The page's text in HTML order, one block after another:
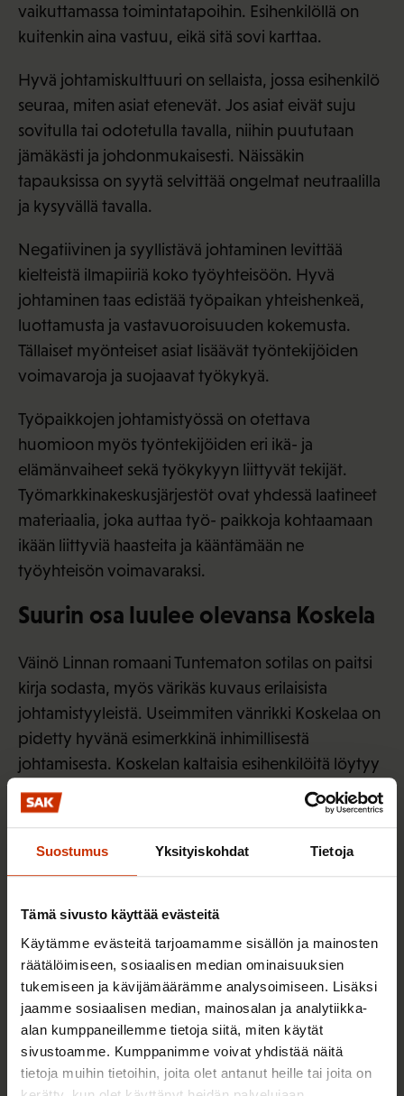
Suostumus Yksityiskohdat Tietoja
Tämä sivusto käyttää evästeitä
Käytämme evästeitä tarjoamamme sisällön ja mainosten
räätälöimiseen, sosiaalisen median ominaisuuksien
tukemiseen ja kävijämäärämme analysoimiseen. Lisäksi
jaamme sosiaalisen median, mainosalan ja analytiikka-
alan kumppaneillemme tietoja siitä, miten käytät
sivustoamme. Kumppanimme voivat yhdistää näitä
tietoja muihin tietoihin, joita olet antanut heille tai joita on
vaikuttamassa toimintatapoihin. Esihenkilöllä on
kuitenkin aina vastuu, eikä sitä sovi karttaa.
Hyvä johtamiskulttuuri on sellaista, jossa esihenkilö
seuraa, miten asiat etenevät. Jos asiat eivät suju
sovitulla tai odotetulla tavalla, niihin puututaan
jämäkästi ja johdonmukaisesti. Näissäkin
tapauksissa on syytä selvittää ongelmat neutraalilla
ja kysyvällä tavalla.
Negatiivinen ja syyllistävä johtaminen levittää
kielteistä ilmapiiriä koko työyhteisöön. Hyvä
johtaminen taas edistää työpaikan yhteishenkeä,
luottamusta ja vastavuoroisuuden kokemusta.
Tällaiset myönteiset asiat lisäävät työntekijöiden
voimavaroja ja suojaavat työkykyä.
Työpaikkojen johtamistyössä on otettava
huomioon myös työntekijöiden eri ikä- ja
elämänvaiheet sekä työkykyyn liittyvät tekijät.
Työmarkkinakeskusjärjestöt ovat yhdessä laatineet
materiaalia, joka auttaa työ- paikkoja kohtaamaan
ikään liittyviä haasteita ja kääntämään ne
työyhteisön voimavaraksi.
Suurin osa luulee olevansa Koskela
Väinö Linnan romaani Tuntematon sotilas on paitsi
kirja sodasta, myös värikäs kuvaus erilaisista
johtamistyyleistä. Useimmiten vänrikki Koskelaa on
pidetty hyvänä esimerkkinä inhimillisestä
johtamisesta. Koskelan kaltaisia esihenkilöitä löytyy
tämän päivän suomalaisesta työelämästä, mutta
niin löytyy kirjan muitakin johtamisen karikatyyrejä.
Johtamistavoilla on suuri merkitys. Pelko luo
kierteen, jossa työntekijät pitävät tärkeänä
rutiinisuoritusta ja ennustettavuutta, koska se
jäljestä löytyisi perusteita rankaisemiselle. Tämä
merkitsee automaattisesti sitä, että riskejä vältetään
ja työsuoritusten määrä ja laatu ovat konemaista
suorittamista. Tällöin hylätään kaikenlainen
spontaanius ja innovatiivisuus uusien ja entistä
toimivampien ratkaisujen etsimiseksi.